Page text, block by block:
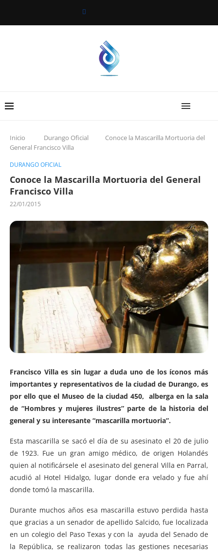
Inicio Durango Oficial
Conoce la Mascarilla Mortuoria del
General Francisco Villa
DURANGO OFICIAL
Conoce la Mascarilla Mortuoria del General
Francisco Villa
22/01/2015
Francisco Villa es sin lugar a duda uno de los íconos más
importantes y representativos de la ciudad de Durango, es
por ello que el Museo de la ciudad 450, alberga en la sala
de “Hombres y mujeres ilustres” parte de la historia del
general y su interesante “mascarilla mortuoria”.
Esta mascarilla se sacó el día de su asesinato el 20 de julio
de 1923. Fue un gran amigo médico, de origen Holandés
quien al notificársele el asesinato del general Villa en Parral,
acudió al Hotel Hidalgo, lugar donde era velado y fue ahí
donde tomó la mascarilla.
Durante muchos años esa mascarilla estuvo perdida hasta
que gracias a un senador de apellido Salcido, fue localizada
en un colegio del Paso Texas y con la ayuda del Senado de
la República, se realizaron todas las gestiones necesarias